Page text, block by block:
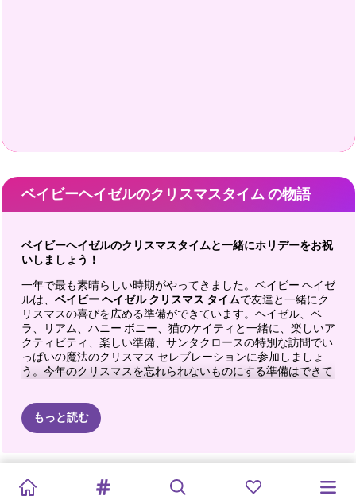
ベイビーヘイゼルのクリスマスタイム の物語
ベイビーヘイゼルのクリスマスタイムと一緒にホリデーをお祝
いしましょう！
一年で最も素晴らしい時期がやってきました。ベイビー ヘイゼ
ルは、 ベイビー ヘイゼル クリスマス タイムで友達と一緒にク
リスマスの喜びを広める準備ができています。ヘイゼル、ベ
ラ、リアム、ハニー ボニー、猫のケイティと一緒に、楽しいア
クティビティ、楽しい準備、サンタクロースの特別な訪問でい
っぱいの魔法のクリスマス セレブレーションに参加しましょ
う。今年のクリスマスを忘れられないものにする準備はできて
分に浸り、ベイビー ヘイゼルが大事な夜に向けて準備を整える
のを手伝ってください。
時間は刻々と迫り、ベイビー ヘイゼルはサンタが来る前にクリ
スマスの準備をすべて終わらせようと決心しています。やるべ
きことは山ほどありますが、あなたの助けがあれば、すべてが
もっと読む
ダサいクリス
マスセーター
リスマスコス
トレンド
K-POPニュ
ーイヤーコン
キキのピンク
のクリスマス
ーイヤーコン
BFF
クリスマスの
ジンジャーブ
カーダシアン
家はクリスマ
姉妹大晦日
ゲット・レデ
ィ・ウィズ・
ハーレーの
「ニューイヤ